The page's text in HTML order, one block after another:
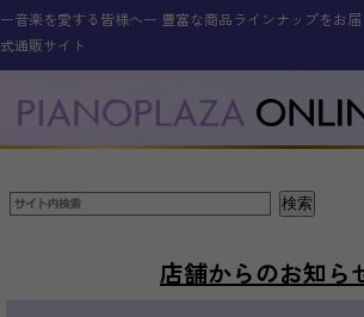
ー音楽を愛する皆様へー 豊富な商品ラインナップをお
式通販サイト
YAMAHA ヤ
Roland ロー
新品アップライ
ELEDORA エ
ギター・ベ
金管楽器
電子楽器
スタンダー
ピアノ用
店舗からのお知ら